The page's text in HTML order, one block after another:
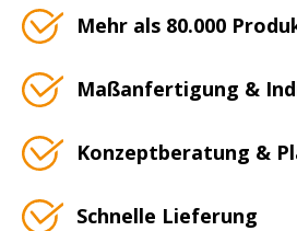
Mehr als 80.000
Maßanfertigung &
Konzeptberatung &
Schnelle Lieferung